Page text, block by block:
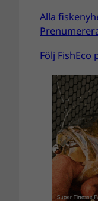
Alla
Följ FishEco